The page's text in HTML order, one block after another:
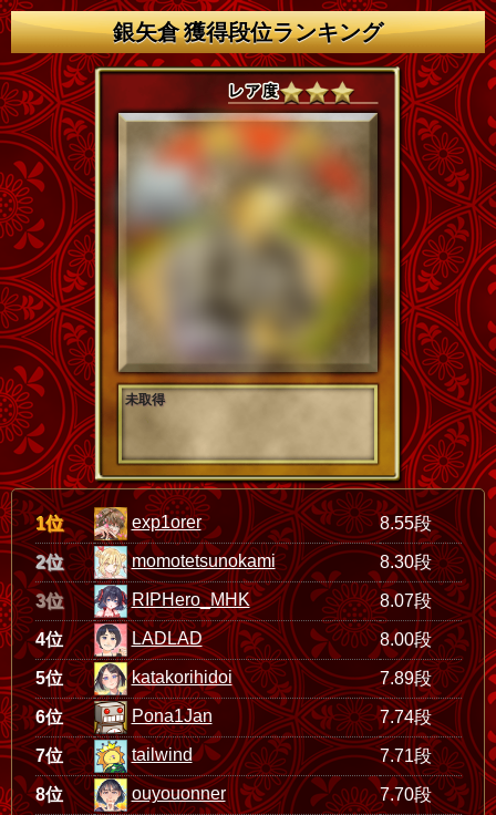
銀矢倉 獲得段位ランキング
未取得
1位 exp1orer 8.55段
2位 momotetsunokami 8.30段
3位 RIPHero_MHK 8.07段
4位 LADLAD 8.00段
5位 katakorihidoi 7.89段
6位 Pona1Jan 7.74段
7位 tailwind 7.71段
8位 ouyouonner 7.70段